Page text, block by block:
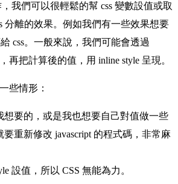
我們可以很輕鬆的幫 css 變數設值或取
分離的效果。例如我們有一些效果想要
css。一般來說，我們可能會透過
再把計算後的值，用 inline style 呈現。
些情形：
想要的，或是我也想要自己對值做一些
重新修改 javascript 的程式碼，非常麻
設值，所以 CSS 無能為力。